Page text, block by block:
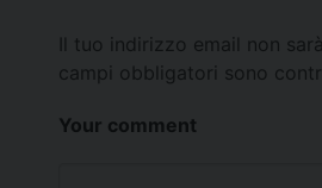
Il tuo indirizzo email non
campi obbligatori sono
Your comment